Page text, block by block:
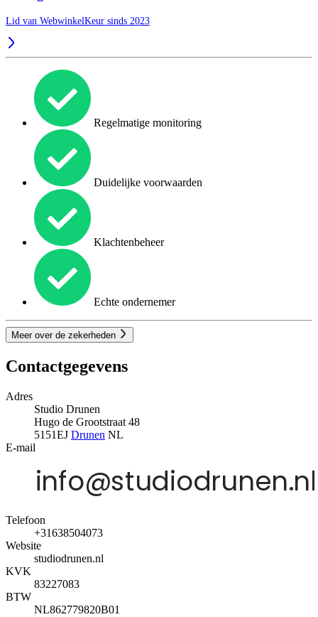
Lid van WebwinkelKeur sinds 2023
Regelmatige monitoring
Duidelijke voorwaarden
Klachtenbeheer
Echte ondernemer
Meer over de zekerheden
Contactgegevens
Adres
Studio Drunen
Hugo de Grootstraat 48
5151EJ Drunen NL
E-mail
Telefoon
+31638504073
Website
studiodrunen.nl
KVK
83227083
BTW
NL862779820B01